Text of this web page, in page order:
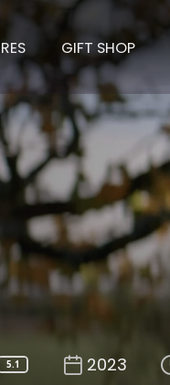
GIFT SHOP
5.1 2023